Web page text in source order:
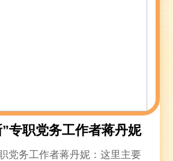
专职党务工作者蒋丹妮
党务工作者蒋丹妮：这里主要